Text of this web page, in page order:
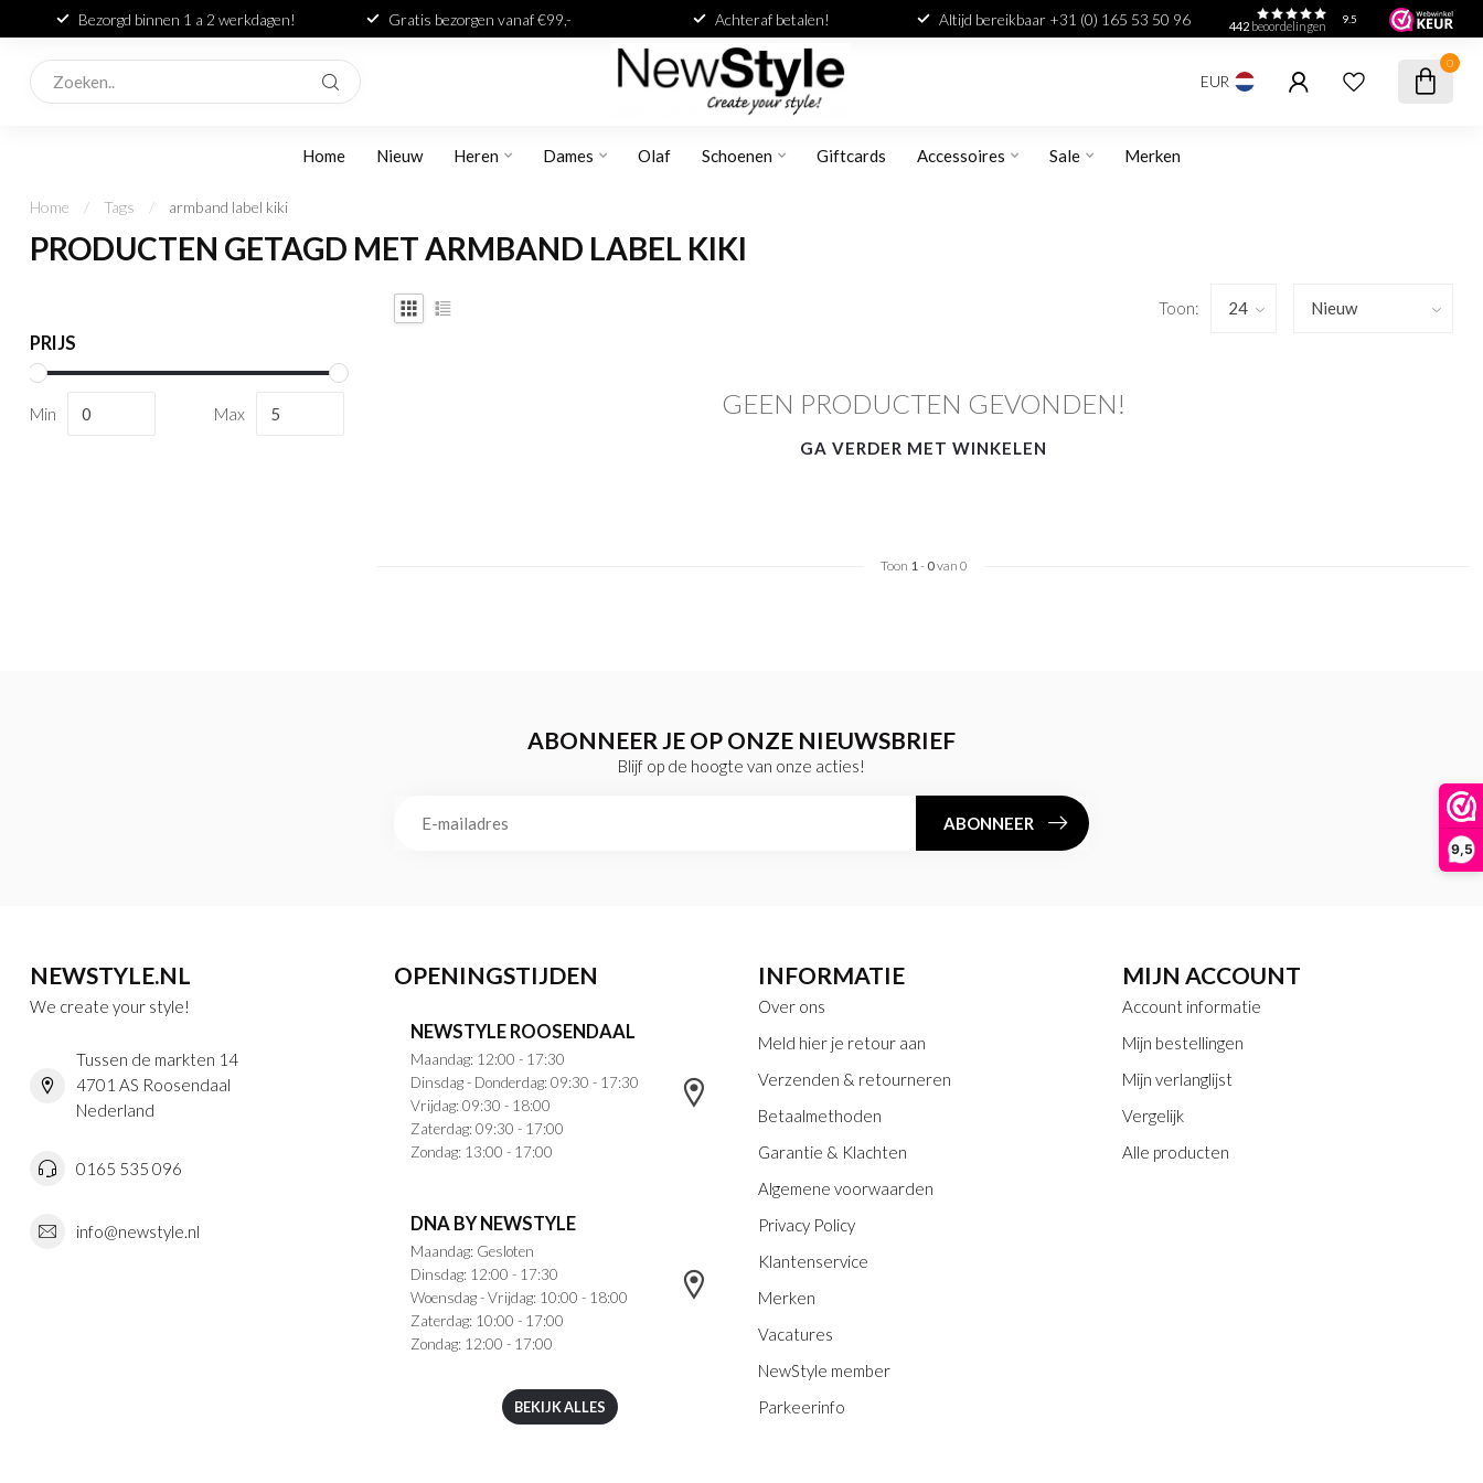
9,5
Bezorgd binnen 1 a 2 werkdagen! Gratis bezorgen vanaf €99,- Achteraf betalen! Altijd bereikbaar +31 (0) 165 53 50 96 442beoordelingen
9.5
EUR
0
Home Nieuw Heren Dames Olaf Schoenen Giftcards Accessoires Sale Merken
Home / Tags / armband label kiki
PRODUCTEN GETAGD MET ARMBAND LABEL KIKI
PRIJS
Min Max
Toon:
GEEN PRODUCTEN GEVONDEN!
GA VERDER MET WINKELEN
Toon 1- 0van 0
ABONNEER JE OP ONZE NIEUWSBRIEF
Blijf op de hoogte van onze acties!
ABONNEER
NEWSTYLE.NL
We create your style!
Tussen de markten 14
4701 AS Roosendaal
Nederland
0165 535 096
info@newstyle.nl
OPENINGSTIJDEN
NEWSTYLE ROOSENDAAL
Maandag: 12:00 - 17:30
Dinsdag - Donderdag: 09:30 - 17:30
Vrijdag: 09:30 - 18:00
Zaterdag: 09:30 - 17:00
Zondag: 13:00 - 17:00
DNA BY NEWSTYLE
Maandag: Gesloten
Dinsdag: 12:00 - 17:30
Woensdag - Vrijdag: 10:00 - 18:00
Zaterdag: 10:00 - 17:00
Zondag: 12:00 - 17:00
BEKIJK ALLES
INFORMATIE
Over ons
Meld hier je retour aan
Verzenden & retourneren
Betaalmethoden
Garantie & Klachten
Algemene voorwaarden
Privacy Policy
Klantenservice
Merken
Vacatures
NewStyle member
Parkeerinfo
MIJN ACCOUNT
Account informatie
Mijn bestellingen
Mijn verlanglijst
Vergelijk
Alle producten